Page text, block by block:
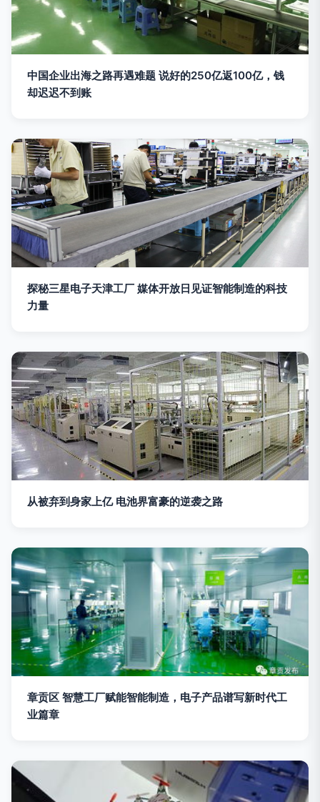
中国企业出海之路再遇难题 说好的250亿返100亿，钱
却迟迟不到账
探秘三星电子天津工厂 媒体开放日见证智能制造的科技
力量
从被弃到身家上亿 电池界富豪的逆袭之路
章贡区 智慧工厂赋能智能制造，电子产品谱写新时代工
业篇章